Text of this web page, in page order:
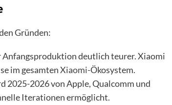
Gründen:
Anfangsproduktion deutlich teurer. Xiaomi
im gesamtenXiaomi-Ökosystem.
2025-2026 von Apple, Qualcomm und
Iterationen ermöglicht.